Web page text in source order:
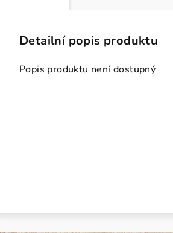
Detailní popis produktu
Popis produktu není dostupný